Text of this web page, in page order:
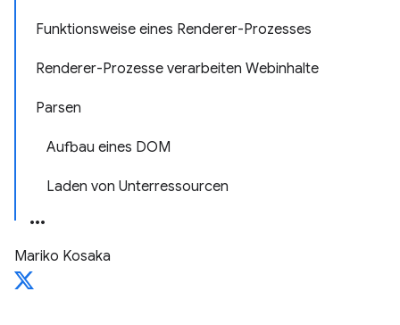
Funktionsweise eines Renderer-Prozesses
Renderer-Prozesse verarbeiten Webinhalte
Parsen
Aufbau eines DOM
Laden von Unterressourcen
Mariko Kosaka